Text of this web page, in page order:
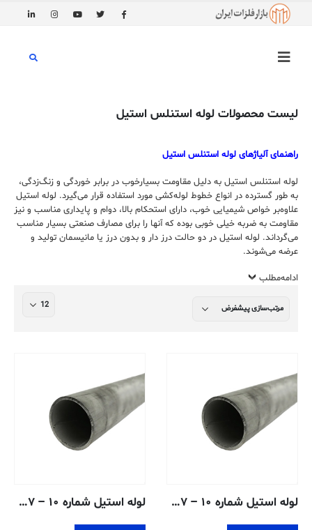
لیست محصولات لوله استنلس استیل
راهنمای آلیاژهای لوله استنلس استیل
لوله‌ استنلس استیل به دلیل مقاومت بسیارخوب در برابر خوردگی و زنگ‌زدگی،
به طور گسترده در انواع خطوط لوله‌کشی مورد استفاده قرار می‌گیرد. لوله استیل
علاوه‌بر خواص شیمیایی خوب، دارای استحکام بالا، دوام و پایداری مناسب و نیز
مقاومت به ضربه خیلی خوبی بوده که آنها را برای مصارف صنعتی بسیار مناسب
می‌گرداند. لوله‌ استیل در دو حالت درز دار و بدون درز یا مانیسمان تولید و
عرضه می‌شوند.
ادامه‌مطلب
لوله استیل شماره ۱۰ – ۱٫۲۷ سانتی متر – ۳۰۴/۳۰۴L جوش داده شده لوله استیل شماره ۱۰ – ۱٫۲۷ سانتی متر – ۳۱۶/۳۱۶L جوش داده شده